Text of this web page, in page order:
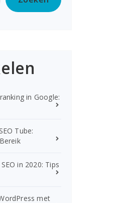
in Google:
Tube:
in 2020: Tips
met